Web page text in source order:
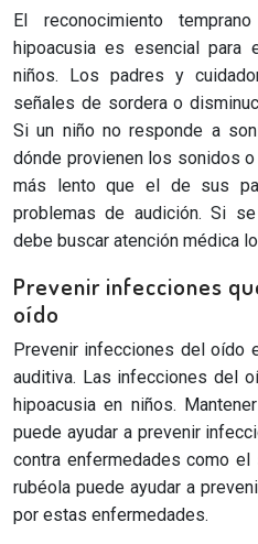
El reconocimiento
hipoacusia es esencial para
niños. Los padres y
señales de sordera o
Si un niño no responde a
dónde provienen los sonidos
más lento que el de sus
problemas de audición. Si
debe buscar atención médica
Prevenir infecciones
oído
Prevenir infecciones del oído
auditiva. Las infecciones del
hipoacusia en niños.
puede ayudar a prevenir
contra enfermedades como
rubéola puede ayudar a
por estas enfermedades.